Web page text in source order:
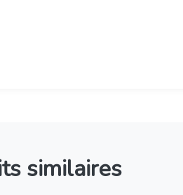
similaires